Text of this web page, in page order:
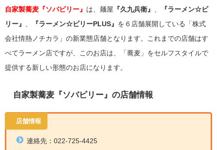
自家製蕎麦『ソバビリー』 は、麺屋 『久九兵衛』 『ラーメン☆ビ
リー』 『ラーメン☆ビリーPLUS』 を６店舗展開している「株式
会社情熱ノチカラ」の新業態店舗となります。これまでの店舗はす
べてラーメン店ですが、このお店は、「蕎麦」をセルフスタイルで
提供する新しい形態のお店になります。
自家製蕎麦『ソバビリー』の店舗情報
店舗情報
連絡先：022-725-4425